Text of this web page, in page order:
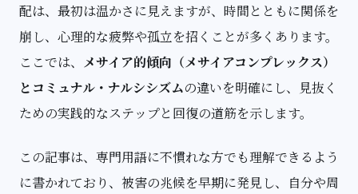
配は、最初は温かさに見えますが、時間とともに関係を
崩し、心理的な疲弊や孤立を招くことが多くあります。
ここでは、
メサイア的傾向（メサイアコンプレックス）
とコミュナル・ナルシシズムの違いを明確にし、見抜く
ための実践的なステップと回復の道筋を示します。
この記事は、専門用語に不慣れな方でも理解できるよう
に書かれており、 被害の兆候を早期に発見し、自分や周